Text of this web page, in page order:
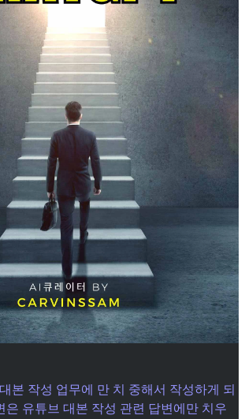
본 작성 업무에 만 치 중해서 작성하게 되
은 유튜브 대본 작성 관련 답변에만 치우